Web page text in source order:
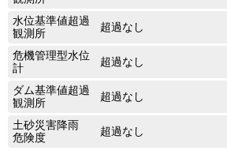
水位基準値超過
観測所
超過なし
危機管理型水位
計
超過なし
ダム基準値超過
観測所
超過なし
土砂災害降雨
危険度
超過なし